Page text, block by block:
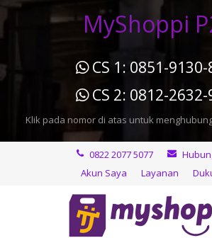
MyShoppi
CS 1: 0851-9130-
CS 2: 0812-2632-
Klik pada nomor di atas untuk
0822 2077 5077
Akun Saya
Layanan